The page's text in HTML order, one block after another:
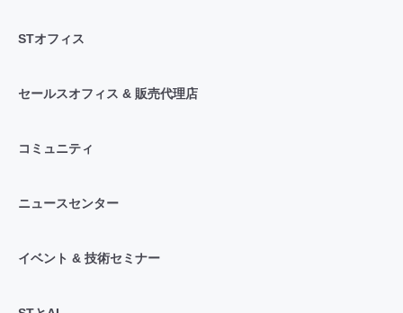
STオフィス
セールスオフィス & 販売代理店
コミュニティ
ニュースセンター
イベント & 技術セミナー